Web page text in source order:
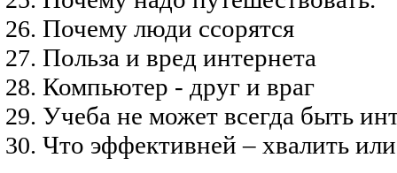
Почему люди ссорятся
Польза и вред интернета
Компьютер - друг и враг
Учеба не может всегда быть
Что эффективней – хвалить или